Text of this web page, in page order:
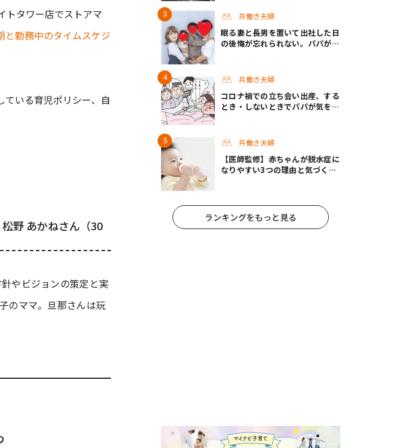
トタワー店でストアマ
と勤務中のタイムスケジ
いる育児ポリシー、自
野 あかねさん（30
やビジョンの策定と実
のママ。旦那さんは玩
共働き夫婦
眠る妻と長男を置いて出社した日
の後悔が忘れられない。パパが挑
共働き夫婦
コロナ禍での立ち会い出産、する
とき・しないときでパパが気をつ
共働き夫婦
【医師監修】赤ちゃんが脱水症に
なりやすい3つの理由と気づくポ
ランキングをもっと見る